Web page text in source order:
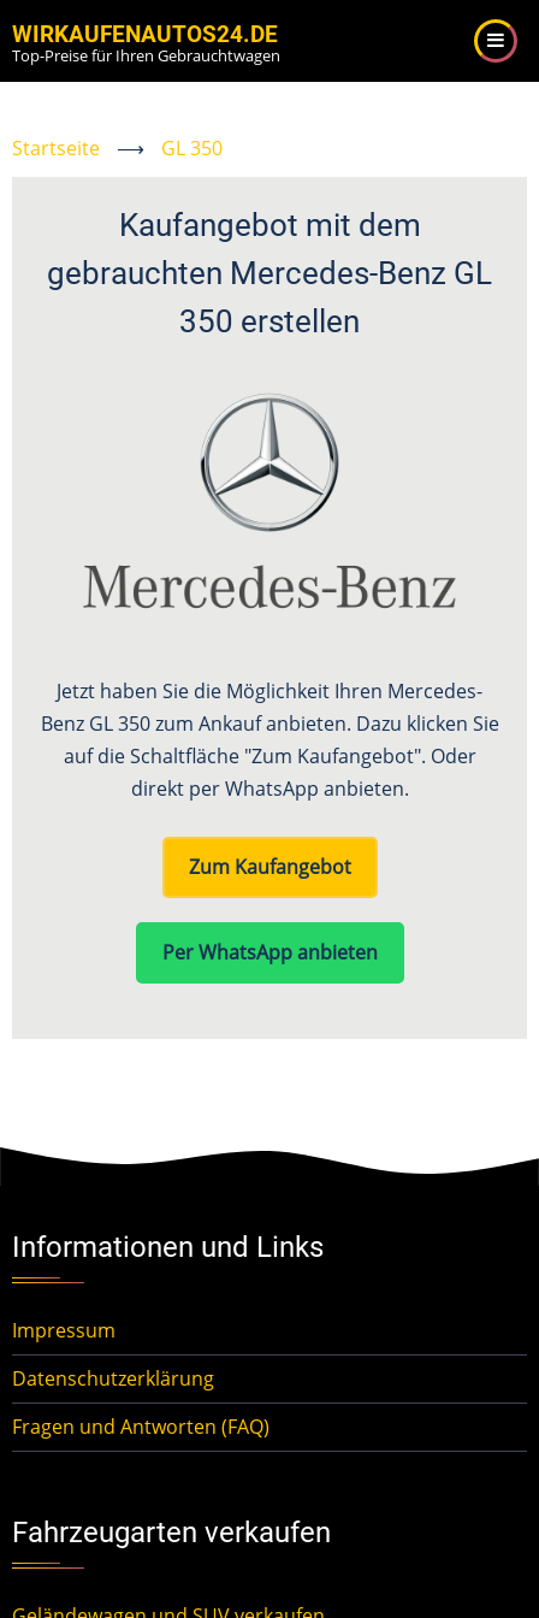
zum
Inhalt
WIRKAUFENAUTOS24.DE
Top-Preise für Ihren Gebrauchtwagen
Startseite ⟶ GL 350
Kaufangebot mit dem
gebrauchten Mercedes-Benz GL
350 erstellen
Jetzt haben Sie die Möglichkeit Ihren Mercedes-
Benz GL 350 zum Ankauf anbieten. Dazu klicken Sie
auf die Schaltfläche "Zum Kaufangebot". Oder
direkt per WhatsApp anbieten.
Zum Kaufangebot
Per WhatsApp anbieten
Informationen und Links
Impressum
Datenschutzerklärung
Fragen und Antworten (FAQ)
Fahrzeugarten verkaufen